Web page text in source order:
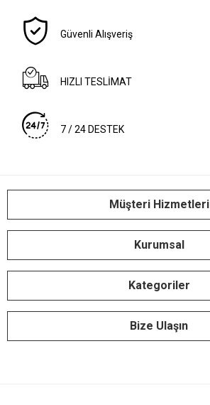
Güvenli Alışveriş
HIZLI TESLİMAT
7 / 24 DESTEK
Müşteri Hizmetleri
Kurumsal
Kategoriler
Bize Ulaşın